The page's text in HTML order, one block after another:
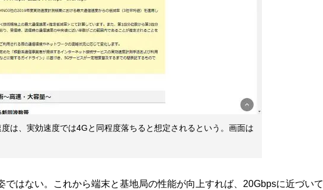
は、実効速度では4Gと同程度落ちると想定されるという。画面は
はない。これから端末と基地局の性能が向上すれば、20Gbpsに近づいて